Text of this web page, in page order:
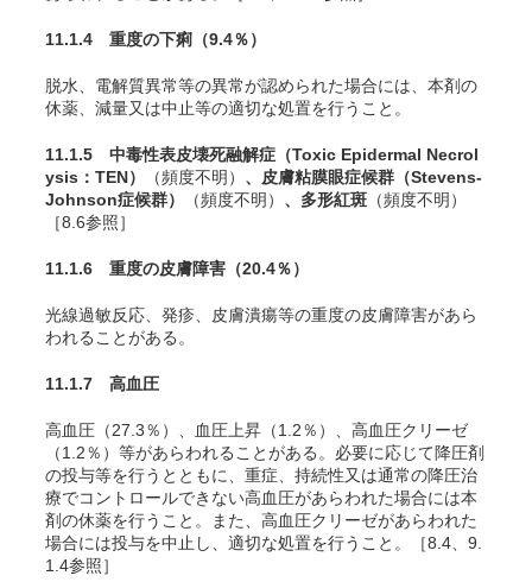
11.1.4 重度の下痢 （9.4％）
脱水、電解質異常等の異常が認められた場合には、本剤の
休薬、減量又は中止等の適切な処置を行うこと。
11.1.5 中毒性表皮壊死融解症（Toxic Epidermal Necrol
ysis：TEN）
（頻度不明） 、皮膚粘膜眼症候群（Stevens-
Johnson症候群）
（頻度不明） 、多形紅斑 （頻度不明）
［8.6参照］
11.1.6 重度の皮膚障害 （20.4％）
光線過敏反応、発疹、皮膚潰瘍等の重度の皮膚障害があら
われることがある。
11.1.7 高血圧
高血圧（27.3％）、血圧上昇（1.2％）、高血圧クリーゼ
（1.2％）等があらわれることがある。必要に応じて降圧剤
の投与等を行うとともに、重症、持続性又は通常の降圧治
療でコントロールできない高血圧があらわれた場合には本
剤の休薬を行うこと。また、高血圧クリーゼがあらわれた
場合には投与を中止し、適切な処置を行うこと。［8.4、9.
1.4参照］